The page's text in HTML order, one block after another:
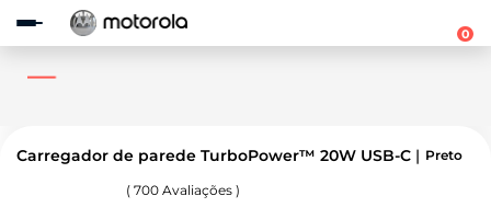
Observação:
este
site
acessibilidade.
0
Carregador de parede TurboPower™ 20W USB-C Preto
( 700 Avaliações )